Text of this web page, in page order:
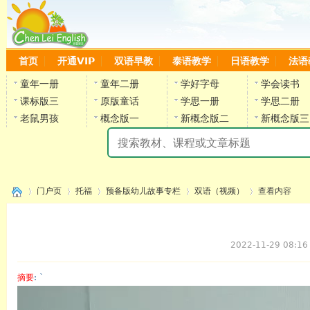
首页 开通VIP 双语早教 泰语教学 日语教学 法语
童年一册 童年二册 学好字母
学会读书
课标版三
原版童话 学思一册
学思二册
老鼠男孩
概念版一 新概念版二 新概念版三
陈雷
门户页 托福 预备版幼儿故事专栏 双语（视频）
›
查看内容
2022-11-29 08:16
摘要: `